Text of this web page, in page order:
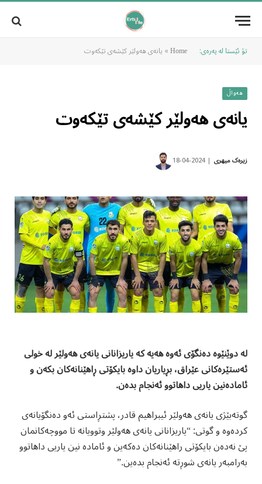
تۆ ئێستا لە پەرەی: Home
» یانەی هەولێر کێشەی تێکەوت
هەواڵ
یانەی هەولێر کێشەی تێکەوت
زیرەک میهری 2024-04-18
لە دوێنێوە دەنگۆی ئەوە هەیە کە یاریزانانی یانەی هەولێر لە خولی
ئەستێرەکانی عێراق، بڕیاریان داوە بایکۆتی ڕاهێنانەکان بکەن و
ئامادەنین یاریی داهاتوو ئەنجام بدەن.
گوتەبێژی یانەی هەولێر ئیبراهیم قادر، پشتڕاستی ئەو دەنگۆیانەی
کردەوە و گوتی: “یاریزانانی یانەی هەولێر وتوویانە تا مووچەکانمان
پێ نەدەن بایکۆتی راهێنانەکان دەکەین و ئامادە نین یاریی داهاتوو
بەرامبەر یانەی شوڕتە ئەنجام بدەین.”